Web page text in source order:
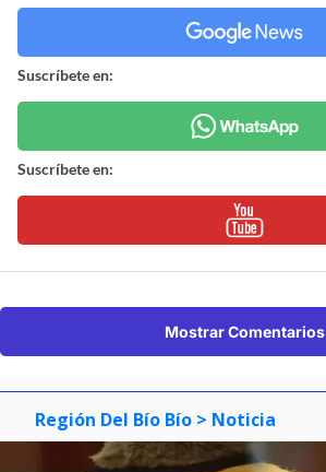
Suscríbete en:
Suscríbete en:
Mostrar Comentarios
Región Del Bío Bío > Noticia